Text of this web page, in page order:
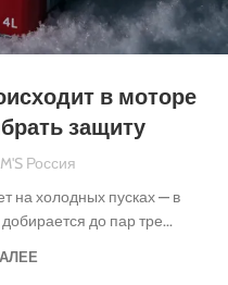
в моторе
защиту
Россия
на холодных пусках — в
до пар тре...